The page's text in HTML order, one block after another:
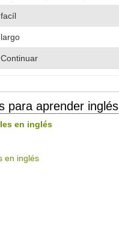
facíl
largo
Continuar
para aprender inglés
en inglés
en inglés